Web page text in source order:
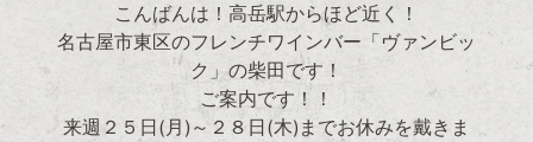
こんばんは！高岳駅からほど近く！
名古屋市東区のフレンチワインバー「ヴァンビッ
ク」の柴田です！
ご案内です！！
来週２５日(月)～２８日(木)までお休みを戴きま